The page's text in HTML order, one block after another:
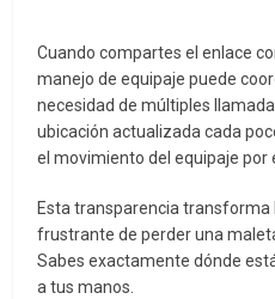
Cuando compartes el enlace
manejo de equipaje puede
necesidad de múltiples
ubicación actualizada cada
el movimiento del equipaje por
Esta transparencia
frustrante de perder una
Sabes exactamente dónde
a tus manos.